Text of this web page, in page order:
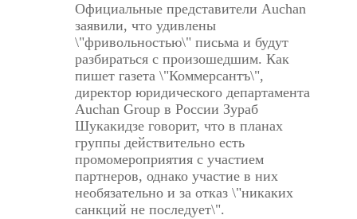
Официальные представители Auchan
заявили, что удивлены
\"фривольностью\" письма и будут
разбираться с произошедшим. Как
пишет газета \"Коммерсантъ\",
директор юридического департамента
Auchan Group в России Зураб
Шукакидзе говорит, что в планах
группы действительно есть
промомероприятия с участием
партнеров, однако участие в них
необязательно и за отказ \"никаких
санкций не последует\".